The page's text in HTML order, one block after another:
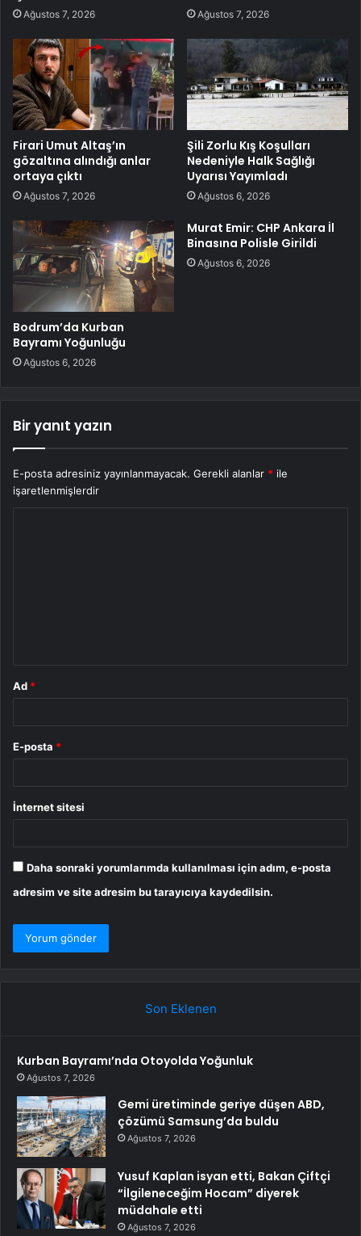
Ağustos 7, 2026 Ağustos 7, 2026
Firari Umut Altaş’ın
gözaltına alındığı anlar
ortaya çıktı
Ağustos 7, 2026
Şili Zorlu Kış Koşulları
Nedeniyle Halk Sağlığı
Uyarısı Yayımladı
Ağustos 6, 2026
Bodrum’da Kurban
Bayramı Yoğunluğu
Ağustos 6, 2026
Murat Emir: CHP Ankara İl
Binasına Polisle Girildi
Ağustos 6, 2026
Bir yanıt yazın
E-posta adresiniz yayınlanmayacak. Gerekli alanlar * ile
işaretlenmişlerdir
Ad *
E-posta *
İnternet sitesi
Daha sonraki yorumlarımda kullanılması için adım, e-posta
adresim ve site adresim bu tarayıcıya kaydedilsin.
Son Eklenen
Kurban Bayramı’nda Otoyolda Yoğunluk
Ağustos 7, 2026
Gemi üretiminde geriye düşen ABD,
çözümü Samsung’da buldu
Ağustos 7, 2026
Yusuf Kaplan isyan etti, Bakan Çiftçi
“İlgileneceğim Hocam” diyerek
müdahale etti
Ağustos 7, 2026